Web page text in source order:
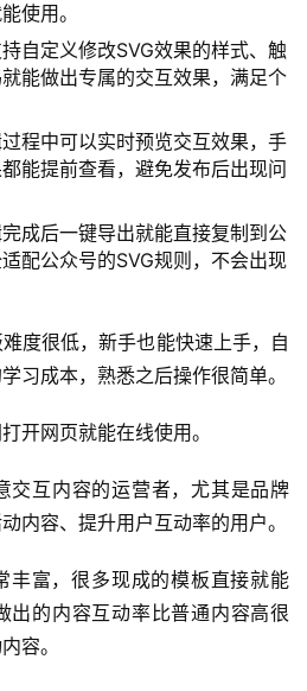
使用。
持自定义修改SVG效果的样式、触
能做出专属的交互效果，满足个
过程中可以实时预览交互效果，手
能提前查看，避免发布后出现问
完成后一键导出就能直接复制到公
配公众号的SVG规则，不会出现
度很低，新手也能快速上手，自
习成本，熟悉之后操作很简单。
开网页就能在线使用。
交互内容的运营者，尤其是品牌
内容、提升用户互动率的用户。
丰富，很多现成的模板直接就能
出的内容互动率比普通内容高很
容。